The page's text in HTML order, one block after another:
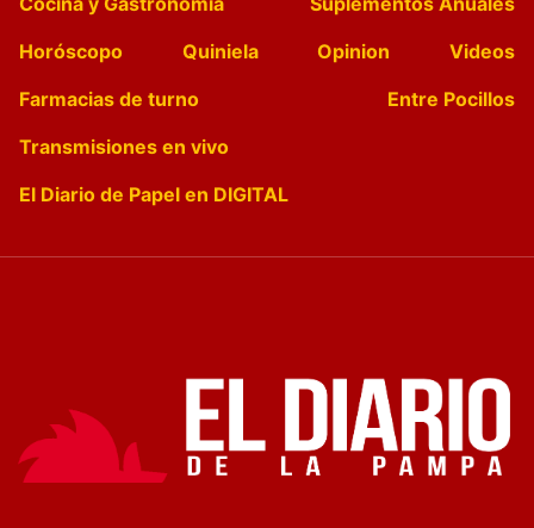
Horóscopo
Quiniela Opinion
Videos
Farmacias de turno
Entre Pocillos
Transmisiones en vivo
El Diario de Papel en DIGITAL